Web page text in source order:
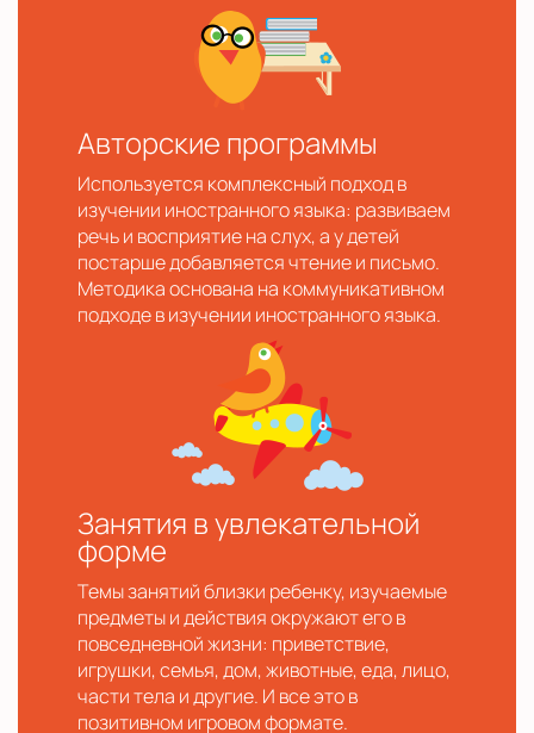
Авторские программы
Используется комплексный подход в
изучении иностранного языка: развиваем
речь и восприятие на слух, а у детей
постарше добавляется чтение и письмо.
Методика основана на коммуникативном
подходе в изучении иностранного языка.
Занятия в увлекательной
форме
Темы занятий близки ребенку, изучаемые
предметы и действия окружают его в
повседневной жизни: приветствие,
игрушки, семья, дом, животные, еда, лицо,
части тела и другие. И все это в
позитивном игровом формате.